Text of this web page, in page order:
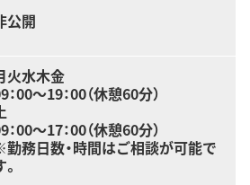
公開
火水木金
：00～19：00（休憩60分）
：00～17：00（休憩60分）
務日数・時間はご相談が可能で